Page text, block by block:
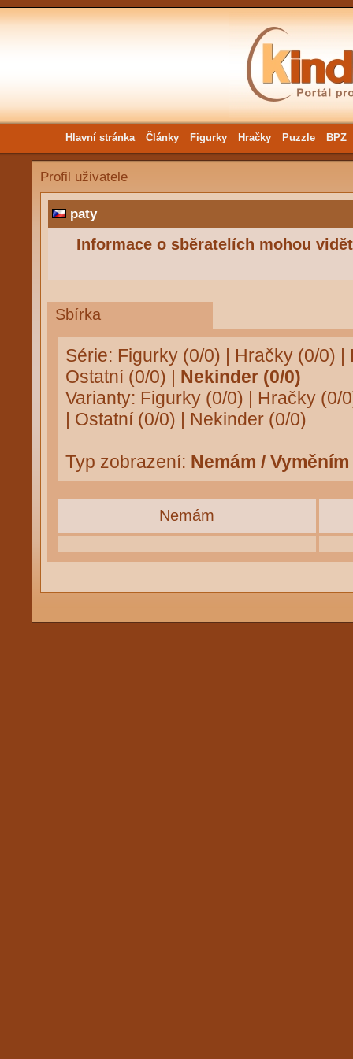
Hlavní stránka Články Figurky Hračky Puzzle BPZ
Profil uživatele
paty
Informace o sběratelích mohou
Sbírka
Série: Figurky (0/0) | Hračky (0/0) |
Ostatní (0/0) | Nekinder (0/0)
Varianty: Figurky (0/0) | Hračky (0/
| Ostatní (0/0) | Nekinder (0/0)
Typ zobrazení: Nemám / Vyměním
Nemám